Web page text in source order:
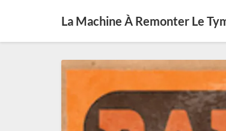
La Machine À Remonter Le
Benson,
perpétuateur
du